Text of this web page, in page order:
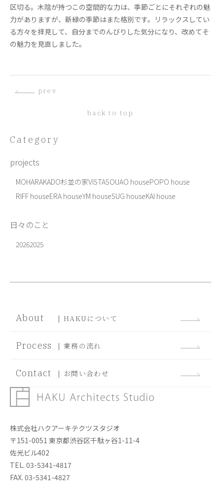
区切る。木陰が持つこの空間的な力は、季節ごとにそれぞれの魅
力がありますが、新緑の季節はまた格別です。リラックスしてい
る方々を拝見して、自分までのんびりした気分になり、改めてそ
の魅力を見直しました。
prev
back to top
Category
projects
MOHARAKADO杉並の家VISTASOUAO housePOPO house
RIFF houseERA houseYM houseSUG houseKAI house
日々のこと
20262025
About | HAKUについて
Process | 業務の流れ
Contact | お問い合わせ
株式会社ハクアーキテクツスタジオ
〒151-0051 東京都渋谷区千駄ヶ谷1-11-4
佐光ビル402
TEL. 03-5341-4817
FAX. 03-5341-4827